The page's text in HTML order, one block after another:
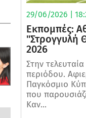
29/06/2026 |
Εκπομπές:
"Στρογγυλή
2026
Στην
περιόδου.
Παγκόσμιο
που
Καν...